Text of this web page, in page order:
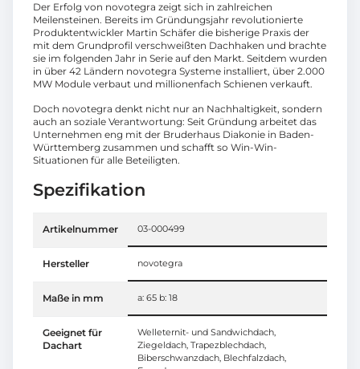
Der Erfolg von novotegra zeigt sich in zahlreichen
Meilensteinen. Bereits im Gründungsjahr revolutionierte
Produktentwickler Martin Schäfer die bisherige Praxis der
mit dem Grundprofil verschweißten Dachhaken und brachte
sie im folgenden Jahr in Serie auf den Markt. Seitdem wurden
in über 42 Ländern novotegra Systeme installiert, über 2.000
MW Module verbaut und millionenfach Schienen verkauft.
Doch novotegra denkt nicht nur an Nachhaltigkeit, sondern
auch an soziale Verantwortung: Seit Gründung arbeitet das
Unternehmen eng mit der Bruderhaus Diakonie in Baden-
Württemberg zusammen und schafft so Win-Win-
Situationen für alle Beteiligten.
Spezifikation
Artikelnummer 03-000499
Hersteller novotegra
Maße in mm a: 65 b: 18
Geeignet für
Dachart
Welleternit- und Sandwichdach,
Ziegeldach, Trapezblechdach,
Biberschwanzdach, Blechfalzdach,